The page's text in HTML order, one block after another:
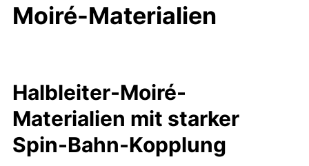
Moiré-Materialien
Halbleiter-Moiré-
Materialien mit starker
Spin-Bahn-Kopplung